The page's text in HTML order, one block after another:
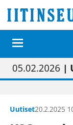
01.02.2026 |
05.02.2026 |
23.04.2026 |
09.05.2026|
Uutiset20.2.2025